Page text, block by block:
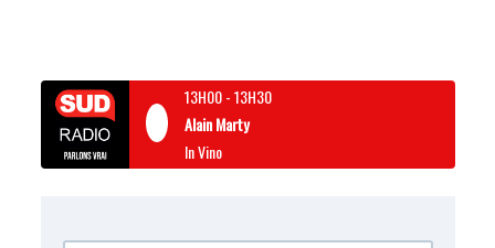
13H00-13H30
Alain Marty
In Vino